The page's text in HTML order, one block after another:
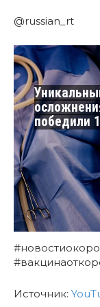
@russian_rt
победили
Источник: